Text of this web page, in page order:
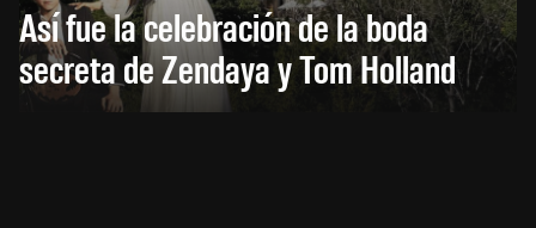
Así fue la celebración de la boda
secreta de Zendaya y Tom Holland